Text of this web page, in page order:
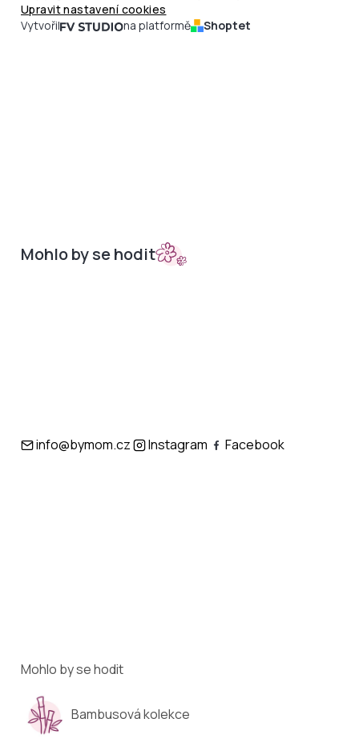
Upravit nastavení cookies
Vytvořil
na platformě Shoptet
Mohlo by se hodit
Sety do kočárků Podložky
Nepadací deky Doplňky
Bambusová kolekce Merino podložky
info@bymom.cz Instagram Facebook
Mohlo by se hodit
Bambusová kolekce